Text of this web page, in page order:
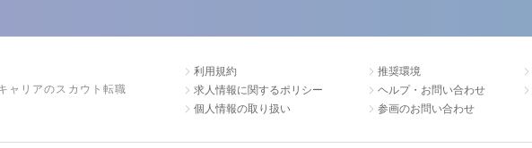
ャリアのスカウト転職
利用規約
求人情報に関するポリシー
個人情報の取り扱い
推奨環境
ヘルプ・お問い合わせ
参画のお問い合わせ